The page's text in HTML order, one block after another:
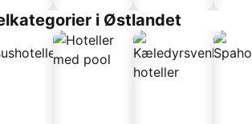
i Østlandet